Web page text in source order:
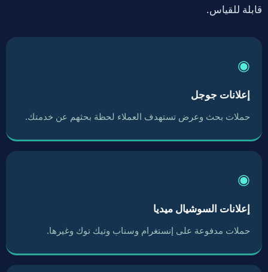
قابلة للقياس.
◉
إعلانات جوجل
حملات بحث وعرض تستهدف العملاء لحظة بحثهم عن خدمتك.
◉
إعلانات السوشيال ميديا
حملات مدفوعة على إنستغرام وسناب وتيك توك وغيرها.